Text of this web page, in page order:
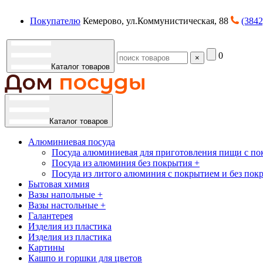
Покупателю Кемерово, ул.Коммунистическая, 88
Каталог товаров
× 0
Каталог товаров
Алюминиевая посуда
Посуда алюминиевая для приготовления пищи с
Посуда из алюминия без покрытия +
Посуда из литого алюминия с покрытием и без
Бытовая химия
Вазы напольные +
Вазы настольные +
Галантерея
Изделия из пластика
Изделия из пластика
Картины
Кашпо и горшки для цветов